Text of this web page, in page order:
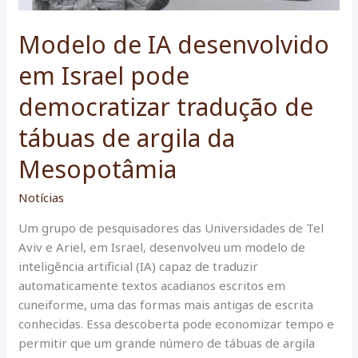
Modelo de IA desenvolvido
em Israel pode
democratizar tradução de
tábuas de argila da
Mesopotâmia
Notícias
Um grupo de pesquisadores das Universidades de Tel
Aviv e Ariel, em Israel, desenvolveu um modelo de
inteligência artificial (IA) capaz de traduzir
automaticamente textos acadianos escritos em
cuneiforme, uma das formas mais antigas de escrita
conhecidas. Essa descoberta pode economizar tempo e
permitir que um grande número de tábuas de argila